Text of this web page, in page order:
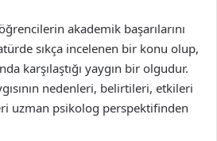
akademik başarılarını
sıkça incelenen bir konu olup,
karşılaştığı yaygın bir olgudur.
nedenleri, belirtileri, etkileri
uzman psikolog perspektifinden